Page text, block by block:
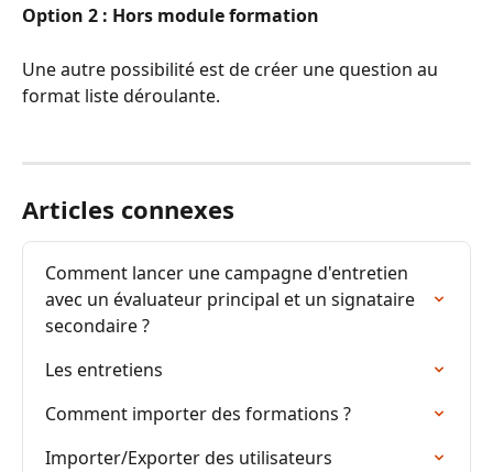
Option 2 : Hors module formation
Une autre possibilité est de créer une question au
format liste déroulante.
Articles connexes
Comment lancer une campagne d'entretien
avec un évaluateur principal et un signataire
secondaire ?
Les entretiens
Comment importer des formations ?
Importer/Exporter des utilisateurs